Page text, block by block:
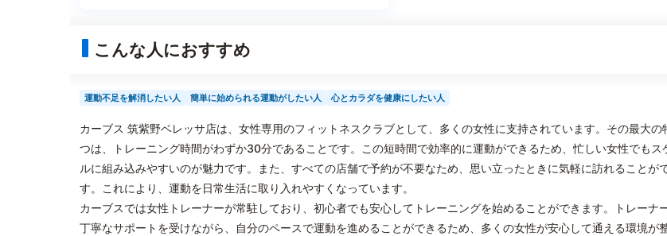
こんな人におすすめ
運動不足を解消したい人 簡単に始められる運動がしたい人 心とカラダを健康にしたい人
カーブス 筑紫野ベレッサ店は、女性専用のフィットネスクラブとして、多くの女性に支持されています。その最大の
つは、トレーニング時間がわずか30分であることです。この短時間で効率的に運動ができるため、忙しい女性でもス
ルに組み込みやすいのが魅力です。また、すべての店舗で予約が不要なため、思い立ったときに気軽に訪れることが
す。これにより、運動を日常生活に取り入れやすくなっています。
カーブスでは女性トレーナーが常駐しており、初心者でも安心してトレーニングを始めることができます。トレーナ
丁寧なサポートを受けながら、自分のペースで運動を進めることができるため、多くの女性が安心して通える環境が